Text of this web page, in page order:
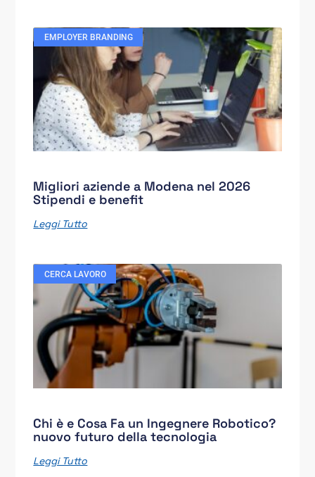
EMPLOYER BRANDING
Migliori aziende a Modena nel 2026
Stipendi e benefit
Leggi Tutto
CERCA LAVORO
Chi è e Cosa Fa un Ingegnere Robotico?
nuovo futuro della tecnologia
Leggi Tutto